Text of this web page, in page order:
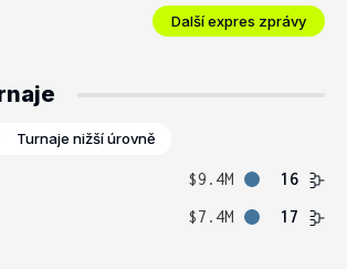
Další expres zprávy
Turnaje nižší úrovně
$9.4M
16
$7.4M 17